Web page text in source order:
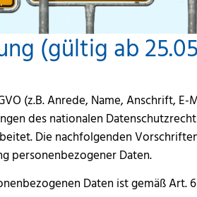
(gültig ab
(z.B. Anrede, Name, Anschrift,
des nationalen
Die nachfolgenden
personenbezogener Daten.
Daten ist gemäß Art.